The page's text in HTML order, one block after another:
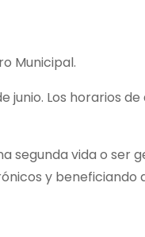
Municipal.
junio. Los horarios
segunda vida o ser
y beneficiando